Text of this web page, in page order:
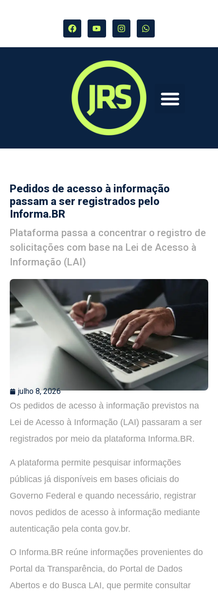
Pedidos de acesso à informação
passam a ser registrados pelo
Informa.BR
Plataforma passa a concentrar o registro de
solicitações com base na Lei de Acesso à
Informação (LAI)
julho 8, 2026
Os pedidos de acesso à informação previstos na
Lei de Acesso à Informação (LAI) passaram a ser
registrados por meio da plataforma Informa.BR.
A plataforma permite pesquisar informações
públicas já disponíveis em bases oficiais do
Governo Federal e quando necessário, registrar
novos pedidos de acesso à informação mediante
autenticação pela conta gov.br.
O Informa.BR reúne informações provenientes do
Portal da Transparência, do Portal de Dados
Abertos e do Busca LAI, que permite consultar